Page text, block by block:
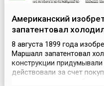
Американский
запатентовал
8 августа 1899 года
Маршалл запатентовал
конструкции
действовали за счет